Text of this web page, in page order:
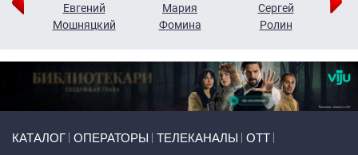
Евгений
Мошняцкий
Мария
Фомина
Сергей
Ролин
КАТАЛОГ ОПЕРАТОРЫ ТЕЛЕКАНАЛЫ ОТТ